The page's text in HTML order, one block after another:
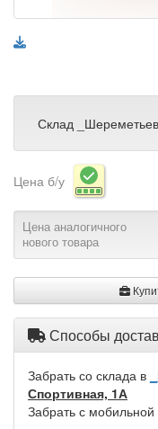
Склад
Цена б/у
Цена аналогичного
нового товара
Способы
Забрать со склада в
Спортивная, 1А
Забрать с